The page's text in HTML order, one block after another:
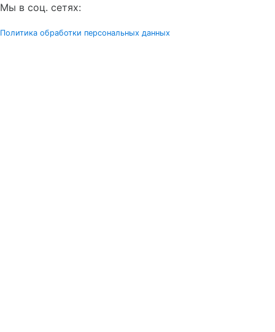
Мы в соц. сетях:
Политика обработки персональных данных